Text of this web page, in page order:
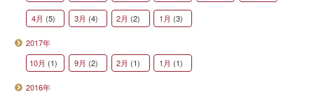
4月 (5) 3月 (4) 2月 (2) 1月 (3)
2017年
10月 (1) 9月 (2) 2月 (1) 1月 (1)
2016年